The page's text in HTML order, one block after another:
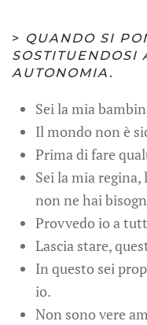
> QUANDO SI
SOSTITUENDOSI
AUTONOMIA.
Sei la mia
Il mondo non è
Prima di fare
Sei la mia regina,
non ne hai
Provvedo io a
Lascia stare,
In questo sei
io.
Non sono vere